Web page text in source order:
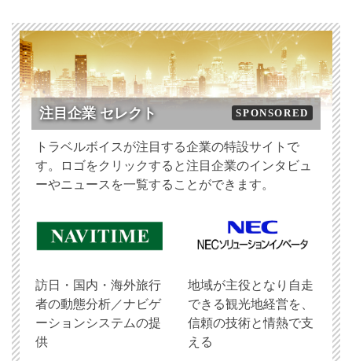
注目企業 セレクト SPONSORED
トラベルボイスが注目する企業の特設サイトで
す。ロゴをクリックすると注目企業のインタビュ
ーやニュースを一覧することができます。
訪日・国内・海外旅行
者の動態分析／ナビゲ
ーションシステムの提
供
地域が主役となり自走
できる観光地経営を、
信頼の技術と情熱で支
える